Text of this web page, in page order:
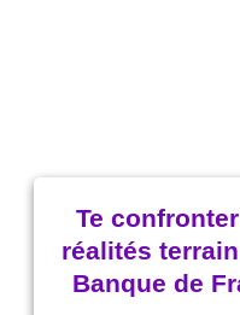
Te
réalités
Banque de